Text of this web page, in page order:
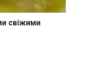
свіжими